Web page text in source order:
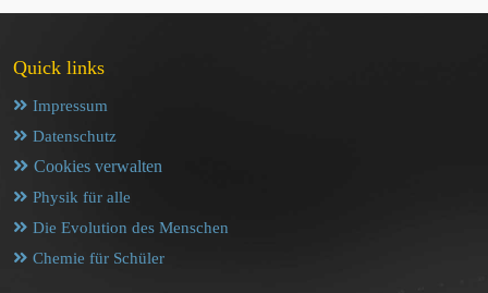
Quick links
Impressum
Datenschutz
Cookies verwalten
Physik für alle
Die Evolution des Menschen
Chemie für Schüler